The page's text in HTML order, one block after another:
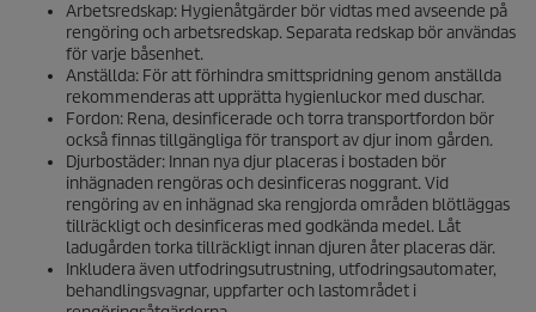
Arbetsredskap: Hygienåtgärder bör vidtas med avseende på
rengöring och arbetsredskap. Separata redskap bör användas
för varje båsenhet.
Anställda: För att förhindra smittspridning genom anställda
rekommenderas att upprätta hygienluckor med duschar.
Fordon: Rena, desinficerade och torra transportfordon bör
också finnas tillgängliga för transport av djur inom gården.
Djurbostäder: Innan nya djur placeras i bostaden bör
inhägnaden rengöras och desinficeras noggrant. Vid
rengöring av en inhägnad ska rengjorda områden blötläggas
tillräckligt och desinficeras med godkända medel. Låt
ladugården torka tillräckligt innan djuren åter placeras där.
Inkludera även utfodringsutrustning, utfodringsautomater,
behandlingsvagnar, uppfarter och lastområdet i